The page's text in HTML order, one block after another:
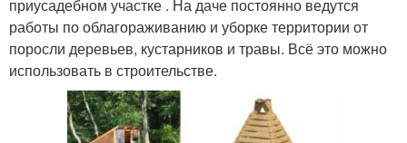
приусадебном участке . На даче постоянно ведутся
работы по облагораживанию и уборке территории от
поросли деревьев, кустарников и травы. Всё это можно
использовать в строительстве.